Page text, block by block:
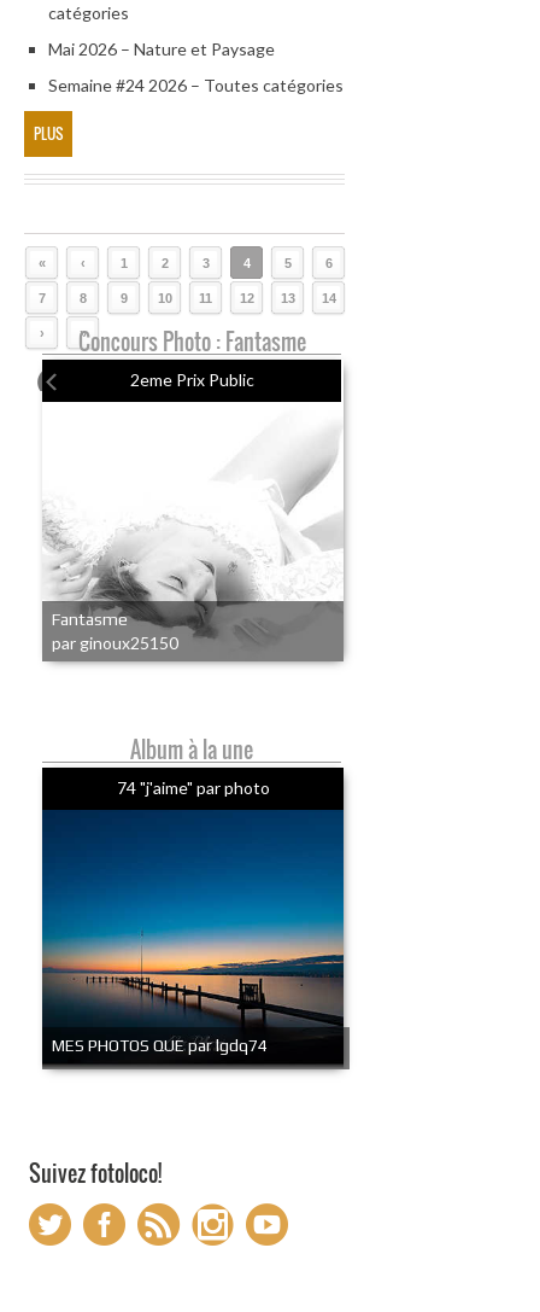
catégories
Mai 2026 – Nature et Paysage
Semaine #24 2026 – Toutes catégories
PLUS
« ‹ 1 2 3 4 5 6
7 8 9 10 11 12 13 14
› »
Concours Photo : Fantasme
2eme Prix Public
Fantasme
par ginoux25150
Album à la une
74 "j'aime" par photo
MES PHOTOS QUE par lgdq74
Suivez fotoloco!